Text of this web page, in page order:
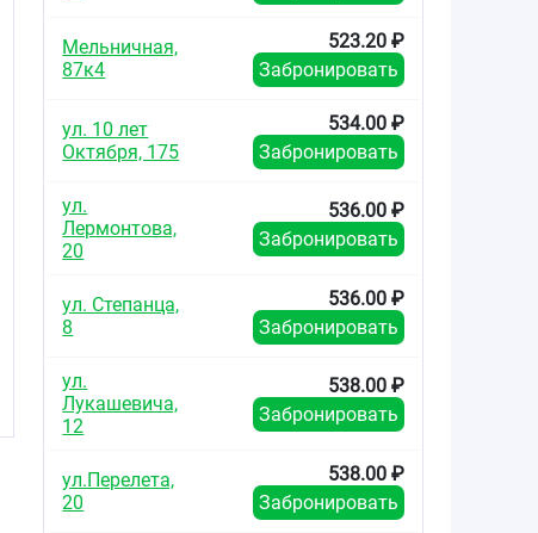
Мельничная,
87к4
523.20 ₽
Забронировать
ул. 10 лет
Октября, 175
534.00 ₽
Забронировать
ул.
Лермонтова,
20
536.00 ₽
Забронировать
ул. Степанца,
8
536.00 ₽
Забронировать
ул.
Лукашевича,
12
538.00 ₽
Забронировать
ул.Перелета,
20
538.00 ₽
Забронировать